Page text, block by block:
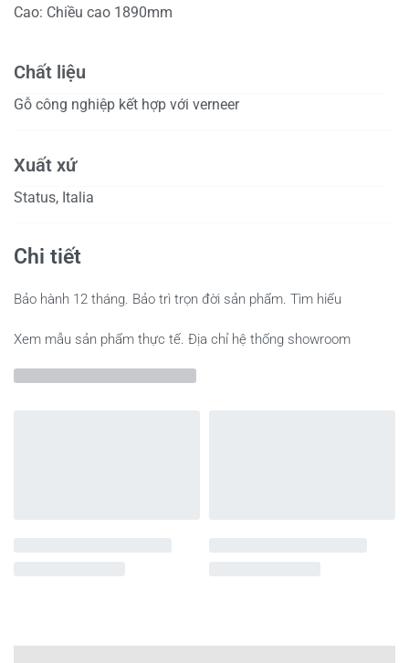
Cao: Chiều cao 1890mm
Chất liệu
Gỗ công nghiệp kết hợp với verneer
Xuất xứ
Status, Italia
Chi tiết
Bảo hành 12 tháng. Bảo trì trọn đời sản phẩm. Tìm hiểu
Xem mẫu sản phẩm thực tế. Địa chỉ hệ thống showroom